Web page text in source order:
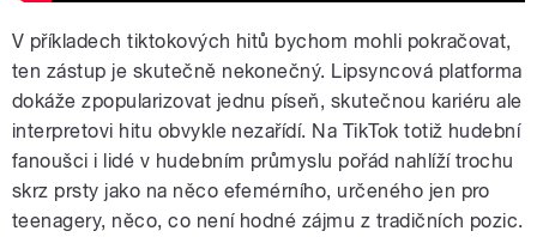
V příkladech tiktokových hitů bychom mohli pokračovat,
ten zástup je skutečně nekonečný. Lipsyncová platforma
dokáže zpopularizovat jednu píseň, skutečnou kariéru ale
interpretovi hitu obvykle nezařídí. Na TikTok totiž hudební
fanoušci i lidé v hudebním průmyslu pořád nahlíží trochu
skrz prsty jako na něco efemérního, určeného jen pro
teenagery, něco, co není hodné zájmu z tradičních pozic.